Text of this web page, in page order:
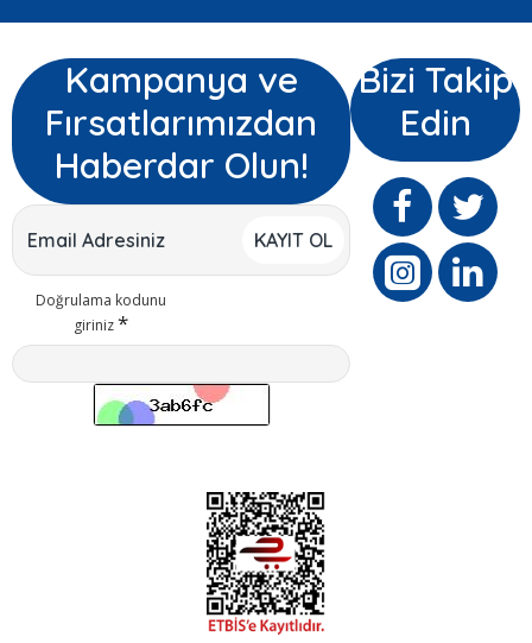
Kampanya ve
Fırsatlarımızdan
Haberdar Olun!
KAYIT OL
Doğrulama kodunu
giriniz
Bizi Takip
Edin